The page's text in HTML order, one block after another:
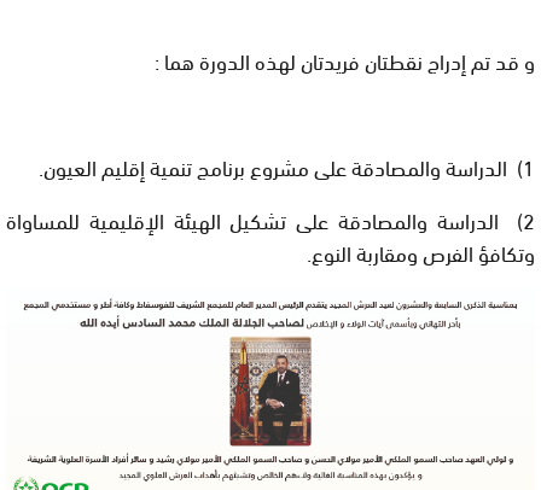
و قد تم إدراج نقطتان فريدتان لهذه الدورة هما :
1) الدراسة والمصادقة على مشروع برنامج تنمية إقليم العيون.
2)
الدراسة والمصادقة على تشكيل الهيئة الإقليمية للمساواة
وتكافؤ الفرص ومقاربة النوع.